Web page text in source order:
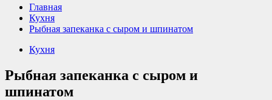
Главная
Кухня
Рыбная запеканка с сыром и шпинатом
Кухня
Рыбная запеканка с сыром и
шпинатом